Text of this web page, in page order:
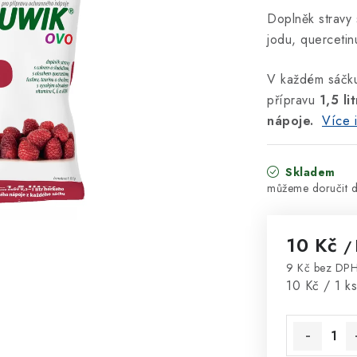
Doplněk
jodu,
V každém
přípravu 1,5
nápoje. Více
Skladem
10 Kč /
9 Kč bez
Měrná cena:
10 Kč / 1 ks